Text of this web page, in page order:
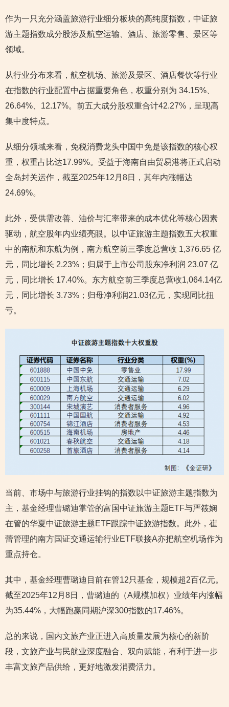
作为一只充分涵盖旅游行业细分板块的高纯度指数，中证旅
游主题指数成分股涉及航空运输、酒店、旅游零售、景区等
领域。
从行业分布来看，航空机场、旅游及景区、酒店餐饮等行业
在指数的行业配置中占据重要角色，权重分别为 34.15%、
26.64%、12.17%。前五大成分股权重合计42.27%，呈现高
集中度特点。
从细分领域来看，免税消费龙头中国中免是该指数的核心权
重，权重占比达17.99%。受益于海南自由贸易港将正式启动
全岛封关运作，截至2025年12月8日，其年内涨幅达
24.69%。
此外，受供需改善、油价与汇率带来的成本优化等核心因素
驱动，航空股年内业绩亮眼。以中证旅游主题指数五大权重
中的南航和东航为例，南方航空前三季度总营收 1,376.65 亿
元，同比增长 2.23%；归属于上市公司股东净利润 23.07 亿
元，同比增长 17.40%。东方航空前三季度总营收1,064.14亿
元，同比增长 3.73%；归母净利润21.03亿元，实现同比扭
亏。
当前、市场中与旅游行业挂钩的指数以中证旅游主题指数为
主，基金经理曹璐迪掌管的富国中证旅游主题ETF与严筱娴
在管的华夏中证旅游主题ETF跟踪中证旅游指数。此外，崔
蕾管理的南方国证交通运输行业ETF联接A亦把航空机场作为
重点持仓。
其中，基金经理曹璐迪目前在管12只基金，规模超2百亿元。
截至2025年12月8日，曹璐迪的（A规模加权）业绩年内涨幅
为35.44%，大幅跑赢同期沪深300指数的17.46%。
总的来说，国内文旅产业正进入高质量发展为核心的新阶
段，文旅产业与民航业深度融合、双向赋能，有利于进一步
丰富文旅产品供给，更好地激发消费活力。